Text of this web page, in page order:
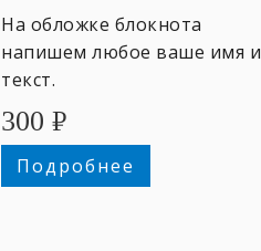
На обложке блокнота
напишем любое ваше имя и
текст.
300 ₽
Подробнее